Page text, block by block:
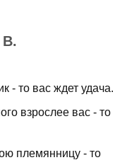
- то вас ждет удача.
взрослее вас - то
племянницу - то